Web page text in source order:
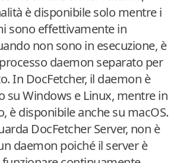
è disponibile solo mentre i
sono effettivamente in
non sono in esecuzione, è
daemon separato per
In DocFetcher, il daemon è
su Windows e Linux, mentre in
è disponibile anche su macOS.
DocFetcher Server, non è
daemon poiché il server è